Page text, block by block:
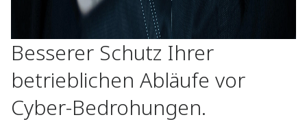
Besserer Schutz Ihrer
betrieblichen Abläufe vor
Cyber-Bedrohungen.